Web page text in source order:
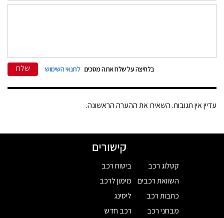
בלחיצה על שלח אתה מסכים לתנאי השימוש שלח
עדיין אין תגובות. השאירו את ההערה הראשונה.
קישורים
קטלוג רכב
השוואת רכבים
כתבות רכב
מבחני רכב
ביטוח רכב
מימון לרכב
ליסינג
רכב חדש